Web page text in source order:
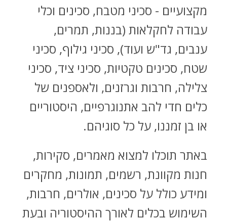
מקצועיים - סכיני מטבח, סכינים וכלי
עבודה לחקלאות (בננות, תמרים,
ענבים, גד"ש ועוד), סכיני גילוף, סכיני
שטח, סכינים טקטיות, סכיני ציד, סכיני
צלילה, חרבות וגרזנים, ולאספנים של
כלים חדי להב אתנוגרפיים, היסטוריים
או בן זמננו, על כל סוגיהם.
באתר תוכלו למצוא מאמרים, סקירות,
חנות מקוונת, רשמים, תמונות, מחקרים
ומידע כולל על סכינים, אולרים, חרבות,
השימוש בכלים לאורך ההיסטוריה ובעת